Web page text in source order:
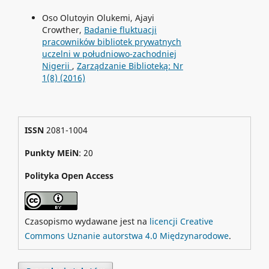
Oso Olutoyin Olukemi, Ajayi
Crowther, Badanie fluktuacji
pracowników bibliotek prywatnych
uczelni w południowo-zachodniej
Nigerii , Zarządzanie Biblioteką: Nr
1(8) (2016)
ISSN2081-1004
Punkty MEiN: 20
Polityka Open Access
Czasopismo wydawane jest na licencji Creative
Commons Uznanie autorstwa 4.0 Międzynarodowe.